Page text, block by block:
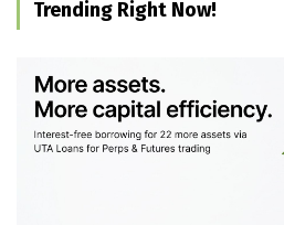
Trending Right Now!